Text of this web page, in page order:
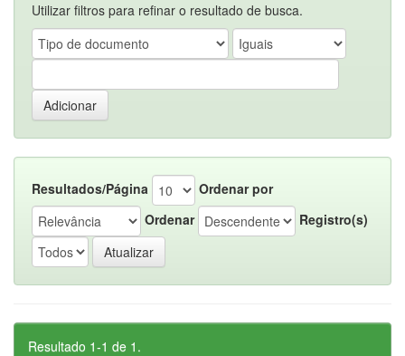
Utilizar filtros para refinar o resultado de busca.
Resultados/Página
Ordenar por
Ordenar
Registro(s)
Resultado 1-1 de 1.